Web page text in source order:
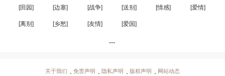
[田园] [边塞] [战争] [送别] [情感] [爱情]
[离别] [乡愁] [友情] [爱国]
...
关于我们 免责声明 隐私声明 版权声明 网站动态